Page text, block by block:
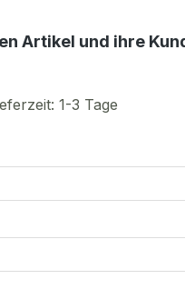
Artikel und ihre
1-3 Tage